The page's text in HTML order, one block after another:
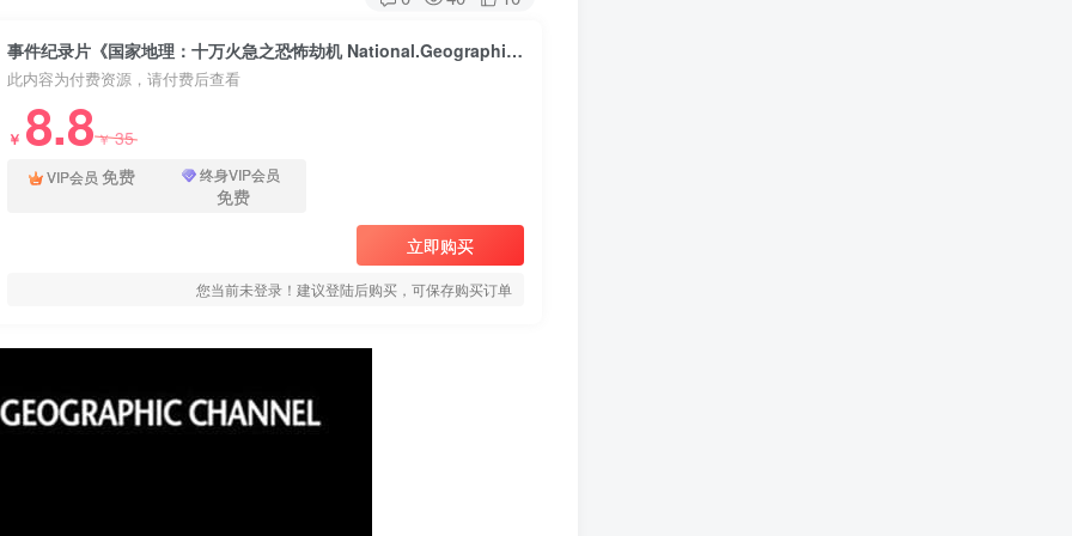
事件纪录片《国家地理：十万火急之恐怖劫机 National.Geographic.Situation.Critical.E09.Assault.On.Entebbe》下载
此内容为付费资源，请付费后查看
￥ 8.8￥35
VIP会员 免费 终身VIP会员
免费
立即购买
您当前未登录！建议登陆后购买，可保存购买订单